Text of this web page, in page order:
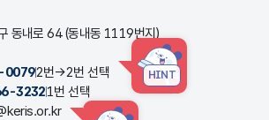
동내로 64 (동내동 1119번지)
00792번→2번 선택 HINT
32321번 선택